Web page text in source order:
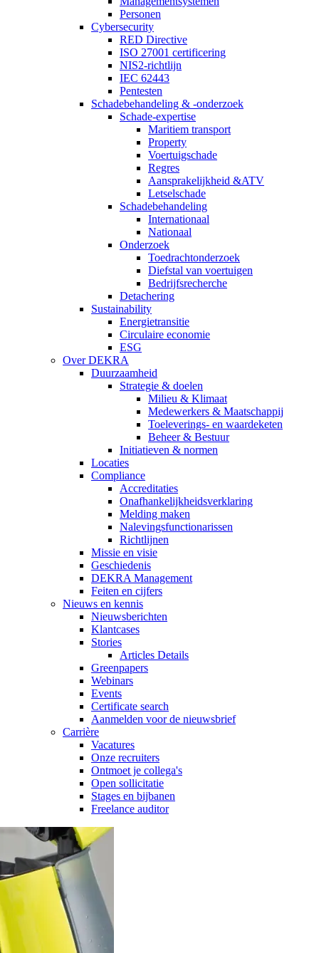
Personen
Cybersecurity
RED Directive
ISO 27001 certificering
NIS2-richtlijn
IEC 62443
Pentesten
Schadebehandeling & -onderzoek
Schade-expertise
Maritiem transport
Property
Voertuigschade
Regres
Aansprakelijkheid &ATV
Letselschade
Schadebehandeling
Internationaal
Nationaal
Onderzoek
Toedrachtonderzoek
Diefstal van voertuigen
Bedrijfsrecherche
Detachering
Sustainability
Energietransitie
Circulaire economie
ESG
Over DEKRA
Duurzaamheid
Strategie & doelen
Milieu & Klimaat
Medewerkers & Maatschappij
Toeleverings- en waardeketen
Beheer & Bestuur
Initiatieven & normen
Locaties
Compliance
Accreditaties
Onafhankelijkheidsverklaring
Melding maken
Nalevingsfunctionarissen
Richtlijnen
Missie en visie
Geschiedenis
DEKRA Management
Feiten en cijfers
Nieuws en kennis
Nieuwsberichten
Klantcases
Stories
Articles Details
Greenpapers
Webinars
Events
Certificate search
Aanmelden voor de nieuwsbrief
Carrière
Vacatures
Onze recruiters
Ontmoet je collega's
Open sollicitatie
Stages en bijbanen
Freelance auditor